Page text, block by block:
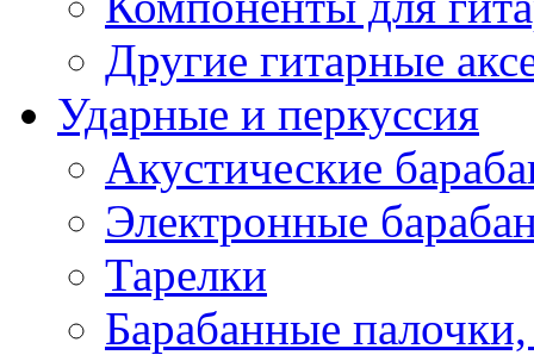
Другие гитарные
Ударные и перкуссия
Акустические
Электронные
Тарелки
Барабанные